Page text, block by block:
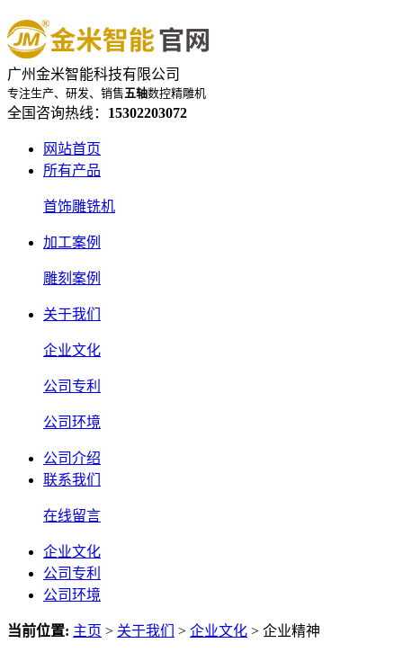
广州金米智能科技有限公司
专注生产、研发、销售五轴数控精雕机
全国咨询热线： 15302203072
网站首页
所有产品
首饰雕铣机
加工案例
雕刻案例
关于我们
企业文化
公司专利
公司环境
公司介绍
联系我们
在线留言
企业文化
公司专利
公司环境
当前位置: 主页 > 关于我们 > 企业文化 > 企业精神